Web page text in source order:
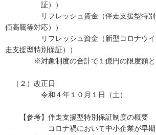
証））
リフレッシュ資金（伴走支援型特別保
価高騰等対応））
リフレッシュ資金（新型コロナウイル
走支援型特別保証））
※対象制度の合計で１億円の限度額と
（２）改正日
令和４年１０月１日（土）
【参考】伴走支援型特別保証制度の概要
コロナ禍において中小企業が早期に